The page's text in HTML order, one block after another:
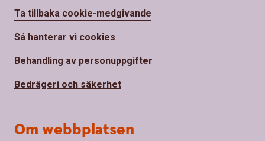
Ta tillbaka cookie-medgivande
Så hanterar vi cookies
Behandling av personuppgifter
Bedrägeri och säkerhet
Om webbplatsen